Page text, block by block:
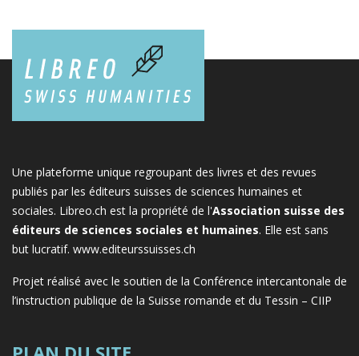
Une plateforme unique regroupant des livres et des revues
publiés par les éditeurs suisses de sciences humaines et
sociales. Libreo.ch est la propriété de l'Association suisse des
éditeurs de sciences sociales et humaines. Elle est sans
but lucratif. www.editeurssuisses.ch
Projet réalisé avec le soutien de la Conférence intercantonale de
l’instruction publique de la Suisse romande et du Tessin – CIIP